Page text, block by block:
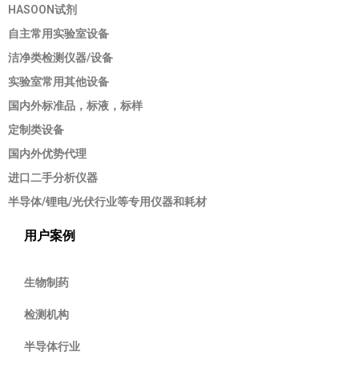
HASOON试剂
自主常用实验室设备
洁净类检测仪器/设备
实验室常用其他设备
国内外标准品，标液，标样
定制类设备
国内外优势代理
进口二手分析仪器
半导体/锂电/光伏行业等专用仪器和耗材
用户案例
生物制药
检测机构
半导体行业